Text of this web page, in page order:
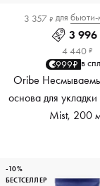
3 357 ₽ для бьюти-
3 996
4 440 ₽
999₽ в
Oribe
основа для
Mist, 200
-10%
БЕСТСЕЛЛЕР